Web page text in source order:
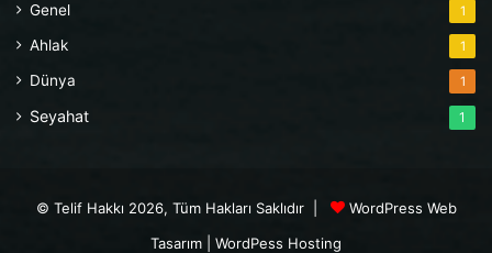
Genel 1
Ahlak 1
Dünya 1
Seyahat 1
© Telif Hakkı 2026, Tüm Hakları Saklıdır |
WordPress Web
Tasarım
WordPess Hosting